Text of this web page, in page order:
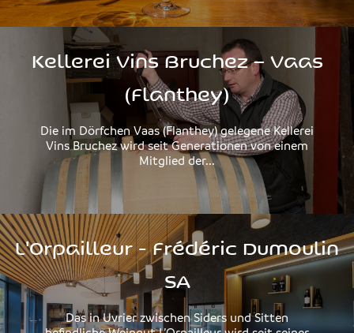
Kellerei Vins Bruchez – Vaas
(Flanthey)
Die im Dörfchen Vaas (Flanthey) gelegene Kellerei
Vins Bruchez wird seit Generationen von einem
Mitglied der...
L'Orpailleur - Frédéric Dumoulin
SA
Das in Uvrier zwischen Siders und Sitten